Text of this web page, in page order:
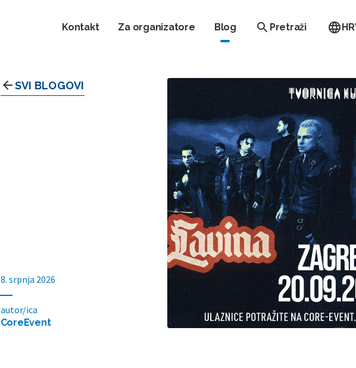
Kontakt Za organizatore Blog Pretraži
SVI BLOGOVI
8. srpnja 2026
autor/ica
CoreEvent